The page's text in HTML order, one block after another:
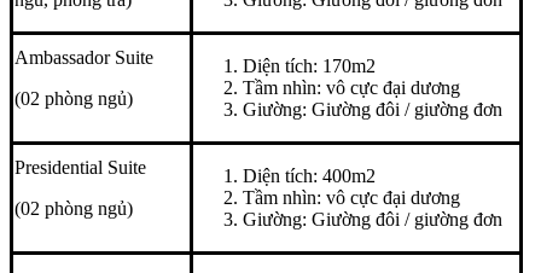
Ambassador Suite
(02 phòng ngủ)
Diện tích: 170m2
Tầm nhìn: vô cực đại dương
Giường: Giường đôi / giường đơn
Presidential Suite
(02 phòng ngủ)
Diện tích: 400m2
Tầm nhìn: vô cực đại dương
Giường: Giường đôi / giường đơn